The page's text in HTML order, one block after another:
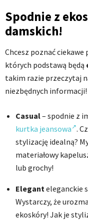
Spodnie z
damskich!
Chcesz poznać
których podstawą będą
takim razie przeczytaj
niezbędnych informacji!
Casual– spodnie z
kurtka jeansowa .
stylizację idealną?
materiałowy
lub grochy!
Elegant eleganckie
Wystarczy, że
ekoskóry! Jak je